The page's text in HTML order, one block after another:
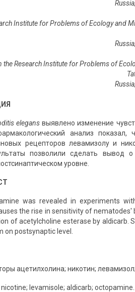
Russia,
Institute for Problems of Ecology and
Russia,
Research Institute for Problems of
Russia,
elegansвыявлено изменение
анализ показал,
рецепторов левамизолу и
позволили сделать вывод
уровне.
was revealed in experiments
the rise in sensitivity of
of acetylcholine esterase by aldicarb.
on postsynaptic level.
ацетилхолина; никотин;
levamisole; aldicarb; octopamine.